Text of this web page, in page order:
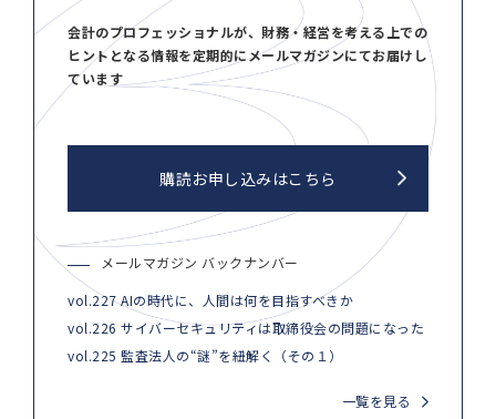
会計のプロフェッショナルが、財務・経営を考える上での
ヒントとなる情報を定期的にメールマガジンにてお届けし
ています
購読お申し込みはこちら
メールマガジン バックナンバー
vol.227 AIの時代に、人間は何を目指すべきか
vol.226 サイバーセキュリティは取締役会の問題になった
vol.225 監査法人の“謎”を紐解く（その１）
一覧を見る